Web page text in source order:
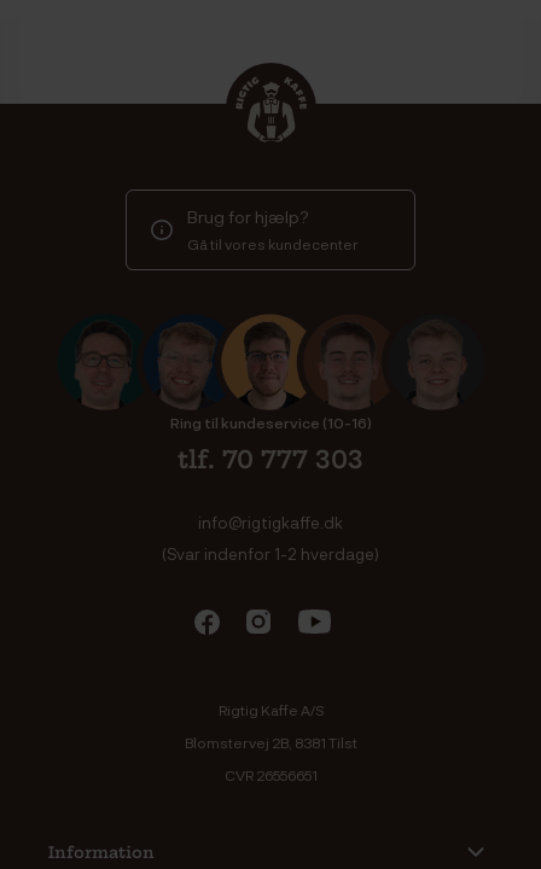
Brug for hjælp?
Gå til vores kundecenter
Ring til kundeservice (10-16)
tlf. 70 777 303
info@rigtigkaffe.dk
(Svar indenfor 1-2 hverdage)
Rigtig Kaffe A/S
Blomstervej 2B, 8381 Tilst
CVR 26556651
Information